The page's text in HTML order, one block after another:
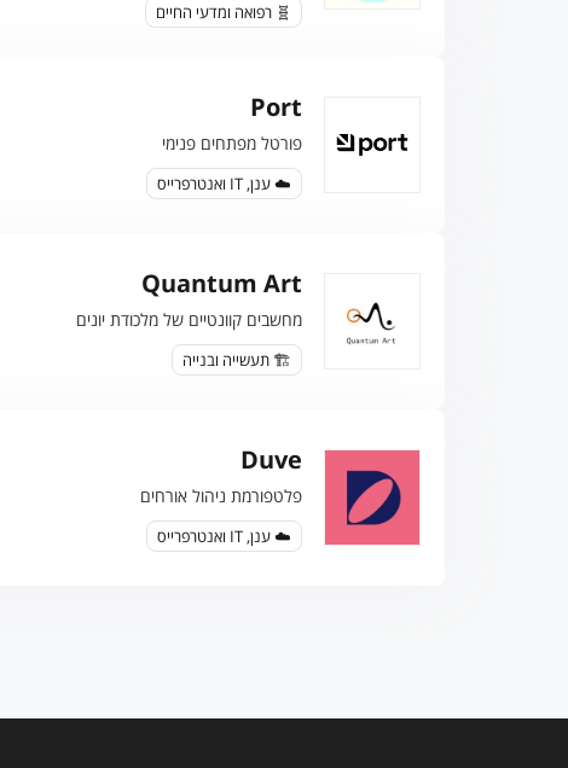
🧬 רפואה ומדעי החיים
Port
פורטל מפתחים פנימי
☁️ ענן, IT ואנטרפרייס
Quantum Art
מחשבים קוונטיים של מלכודת יונים
🏗️ תעשייה ובנייה
Duve
פלטפורמת ניהול אורחים
☁️ ענן, IT ואנטרפרייס